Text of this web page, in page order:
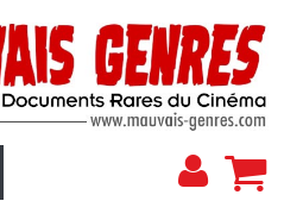
Mon